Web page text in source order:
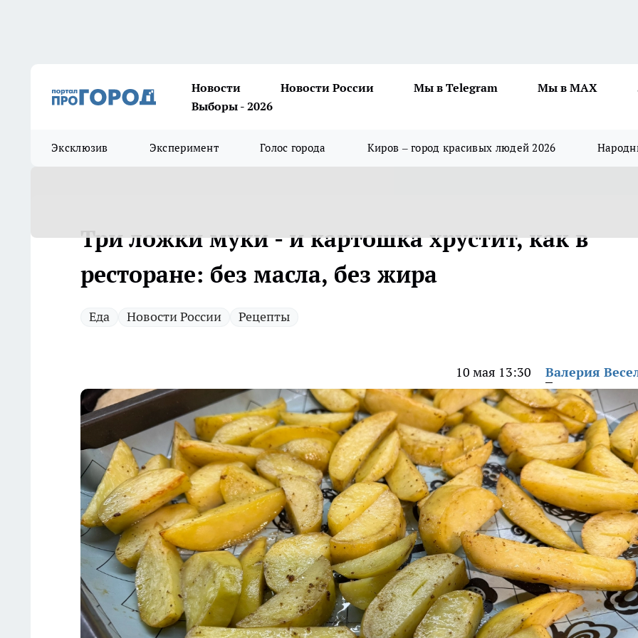
Новости Новости России Мы в Telegram Мы в MAX
Выборы - 2026
Эксклюзив Эксперимент Голос города Киров – город красивых людей 2026
Три ложки муки - и картошка хрустит, как в
ресторане: без масла, без жира
Еда Новости России Рецепты
10 мая 13:30 Валерия